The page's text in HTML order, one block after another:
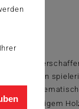
Kleinsten
nur die
hochwertigem